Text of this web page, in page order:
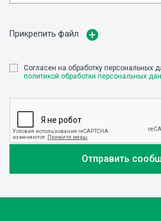
Прикрепить файл
Cогласен на обработку персональных
политикой обработки персональных